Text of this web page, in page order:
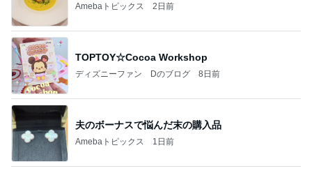
ディズニーファン Dのブログ
夫のボーナスで悩んだ末の購入品
Amebaトピックス 1日前
有名なのかな！？
だいたひかるオフィシャルブログ Powered by Ame